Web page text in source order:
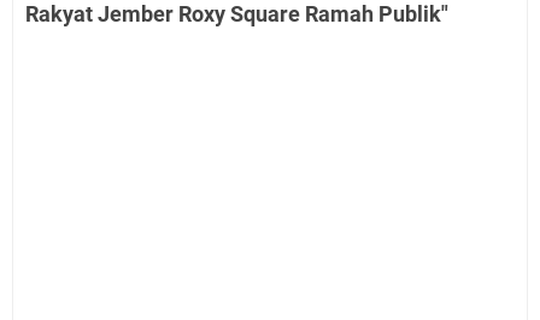
Rakyat Jember Roxy Square Ramah Publik"